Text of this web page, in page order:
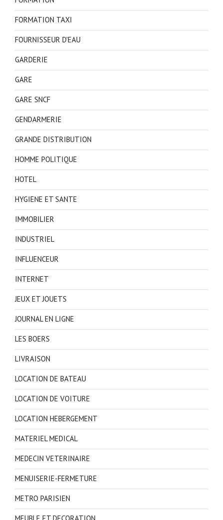
FORMATION TAXI
FOURNISSEUR D'EAU
GARDERIE
GARE
GARE SNCF
GENDARMERIE
GRANDE DISTRIBUTION
HOMME POLITIQUE
HOTEL
HYGIENE ET SANTE
IMMOBILIER
INDUSTRIEL
INFLUENCEUR
INTERNET
JEUX ET JOUETS
JOURNAL EN LIGNE
LES BOERS
LIVRAISON
LOCATION DE BATEAU
LOCATION DE VOITURE
LOCATION HEBERGEMENT
MATERIEL MEDICAL
MEDECIN VETERINAIRE
MENUISERIE-FERMETURE
METRO PARISIEN